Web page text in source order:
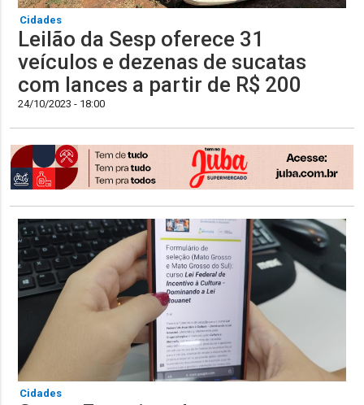
Cidades
Leilão da Sesp oferece 31
veículos e dezenas de sucatas
com lances a partir de R$ 200
24/10/2023 - 18:00
Cidades